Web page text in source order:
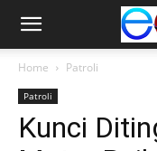
Home Patroli
Patroli
Kunci